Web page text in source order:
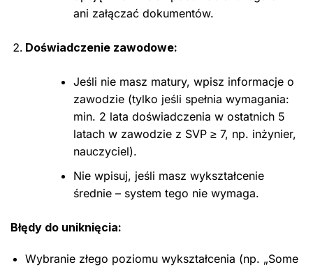
ani załączać dokumentów.
Doświadczenie zawodowe:
Jeśli nie masz matury, wpisz informacje o
zawodzie (tylko jeśli spełnia wymagania:
min. 2 lata doświadczenia w ostatnich 5
latach w zawodzie z SVP ≥ 7, np. inżynier,
nauczyciel).
Nie wpisuj, jeśli masz wykształcenie
średnie – system tego nie wymaga.
Błędy do uniknięcia:
Wybranie złego poziomu wykształcenia (np. „Some